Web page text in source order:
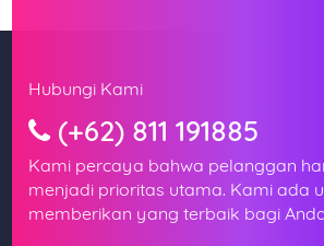
Hubungi Kami
(+62) 811 191885
Kami percaya bahwa pelanggan
menjadi prioritas utama. Kami ada
memberikan yang terbaik bagi